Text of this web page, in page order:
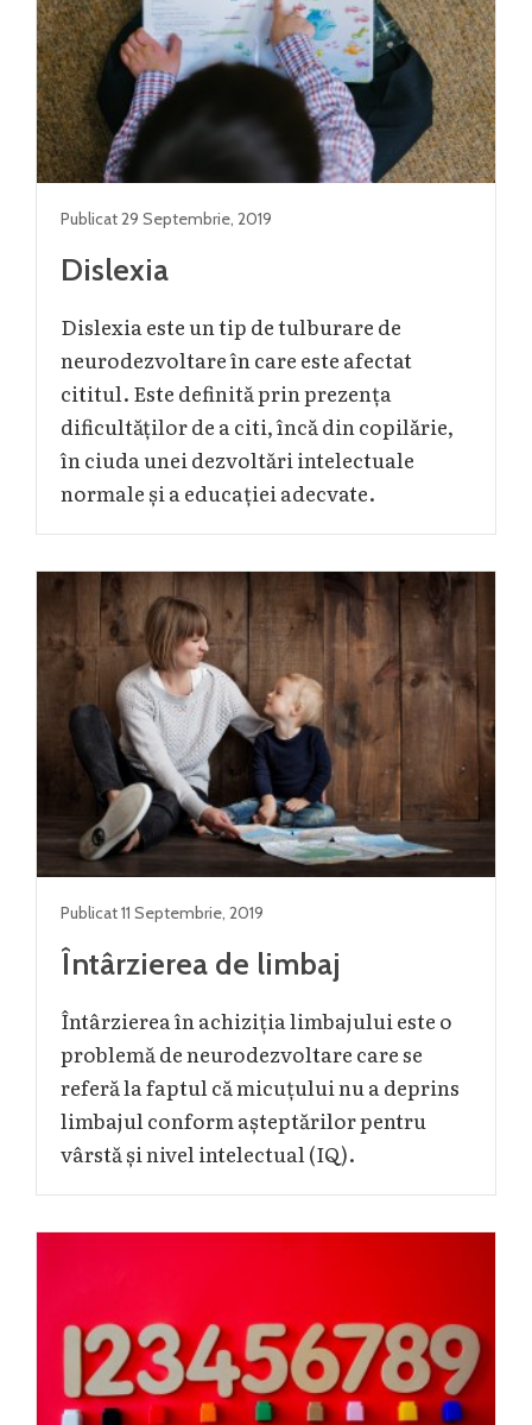
Publicat29 Septembrie, 2019
Dislexia
Dislexia este un tip de tulburare de
neurodezvoltare în care este afectat
cititul. Este definită prin prezența
dificultăților de a citi, încă din copilărie,
în ciuda unei dezvoltări intelectuale
normale și a educației adecvate.
Publicat11 Septembrie, 2019
Întârzierea de limbaj
Întârzierea în achiziția limbajului este o
problemă de neurodezvoltare care se
referă la faptul că micuțului nu a deprins
limbajul conform așteptărilor pentru
vârstă și nivel intelectual (IQ).